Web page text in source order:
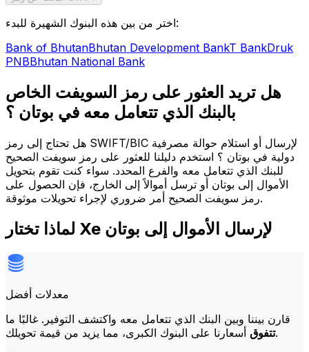
اختر من بين هذه البنوك الشهيرة للبدء:
Bank of BhutanBhutan Development BankT BankDruk
PNBBhutan National Bank
هل تريد العثور على رمز السويفت الخاص
بالبنك الذي تتعامل معه في بوتان ؟
هل تحتاج إلى رمز SWIFT/BIC لإرسال أو استلام حوالة مصرفية
دولية في بوتان ؟ استخدم دليلنا للعثور على رمز سويفت الصحيح
للبنك الذي تتعامل معه والفرع المحدد. سواء كنت تقوم بتحويل
الأموال إلى بوتان أو ترسل أموالاً إلى الخارج، فإن الحصول على
رمز سويفت الصحيح أمر ضروري لإجراء تحويلات موثوقة.
لماذا تختار Xe لإرسال الأموال إلى بوتان
معدلات أفضل
قارن بيننا وبين البنك الذي تتعامل معه واكتشف التوفير. غالبًا ما
تتفوقأسعارنا على البنوك الكبرى، مما يزيد من قيمة تحويلك.